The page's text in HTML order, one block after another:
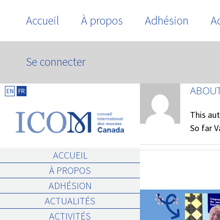
Accueil À propos Adhésion
Se connecter
VMV10@GEORGETOWN.EDU
This
So far
EN FR
ACCUEIL
À PROPOS
ADHÉSION
ACTUALITÉS
ACTIVITÉS